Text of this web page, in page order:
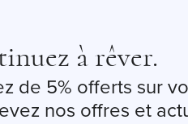
à rêver.
de 5% offerts sur
nos offres et